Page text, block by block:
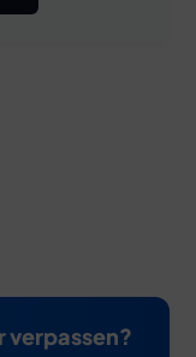
verpassen?